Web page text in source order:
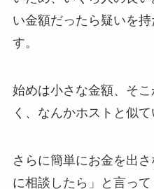
い金額だったら疑いを
す。
始めは小さな金額、そ
く、なんかホストと似て
さらに簡単にお金を出
に相談したら」と言っ